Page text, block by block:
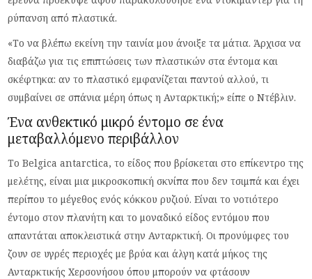
ρύπανση από πλαστικά.
«Το να βλέπω εκείνη την ταινία μου άνοιξε τα μάτια. Άρχισα να
διαβάζω για τις επιπτώσεις των πλαστικών στα έντομα και
σκέφτηκα: αν το πλαστικό εμφανίζεται παντού αλλού, τι
συμβαίνει σε σπάνια μέρη όπως η Ανταρκτική;» είπε ο Ντέβλιν.
Ένα ανθεκτικό μικρό έντομο σε ένα
μεταβαλλόμενο περιβάλλον
Το Belgica antarctica, το είδος που βρίσκεται στο επίκεντρο της
μελέτης, είναι μια μικροσκοπική σκνίπα που δεν τσιμπά και έχει
περίπου το μέγεθος ενός κόκκου ρυζιού. Είναι το νοτιότερο
έντομο στον πλανήτη και το μοναδικό είδος εντόμου που
απαντάται αποκλειστικά στην Ανταρκτική. Οι προνύμφες του
ζουν σε υγρές περιοχές με βρύα και άλγη κατά μήκος της
Ανταρκτικής Χερσονήσου όπου μπορούν να φτάσουν